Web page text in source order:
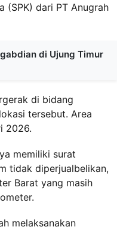
(SPK) dari PT Anugrah
di Ujung Timur
di bidang
tersebut. Area
2026.
memiliki surat
tidak diperjualbelikan,
Barat yang masih
melaksanakan